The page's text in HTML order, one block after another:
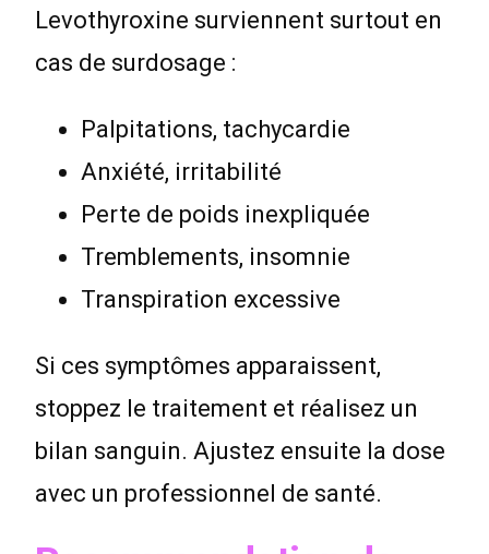
Levothyroxine surviennent surtout en
cas de surdosage :
Palpitations, tachycardie
Anxiété, irritabilité
Perte de poids inexpliquée
Tremblements, insomnie
Transpiration excessive
Si ces symptômes apparaissent,
stoppez le traitement et réalisez un
bilan sanguin. Ajustez ensuite la dose
avec un professionnel de santé.